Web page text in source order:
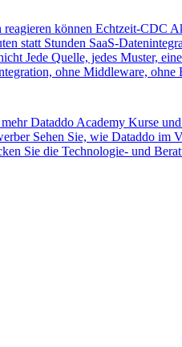
können Echtzeit-CDC
statt Stunden SaaS-
Jede Quelle, jedes Muster,
ohne Middleware, ohne
Dataddo Academy Kurse
Sehen Sie, wie Dataddo im
Sie die Technologie- und